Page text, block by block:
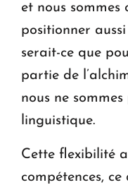
et nous sommes
positionner
serait-ce que
partie de
nous ne
linguistique.
Cette flexibilité
compétences,